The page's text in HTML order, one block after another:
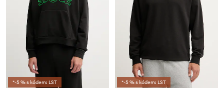
*-5 % s kódem: LST *-5 % s kódem: LST